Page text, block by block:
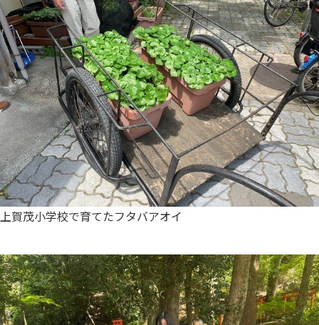
上賀茂小学校で育てたフタバアオイ